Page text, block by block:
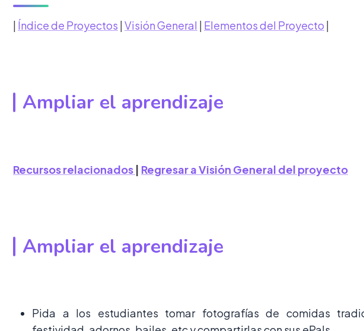
| Índice de Proyectos |Visión General | Elementos del Proyecto |
Ampliar el aprendizaje
Recursos relacionados | Regresar a Visión General del proyecto
Ampliar el aprendizaje
Pida a los estudiantes tomar fotografías de comidas